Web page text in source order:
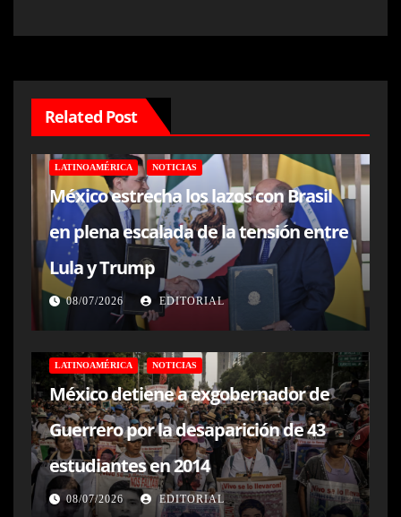
Related Post
LATINOAMÉRICA NOTICIAS
México estrecha los lazos con Brasil
en plena escalada de la tensión entre
Lula y Trump
08/07/2026 EDITORIAL
LATINOAMÉRICA NOTICIAS
México detiene a exgobernador de
Guerrero por la desaparición de 43
estudiantes en 2014
08/07/2026 EDITORIAL